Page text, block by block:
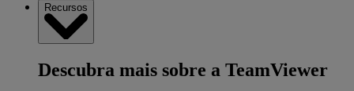
Recursos
Descubra mais sobre a TeamViewer